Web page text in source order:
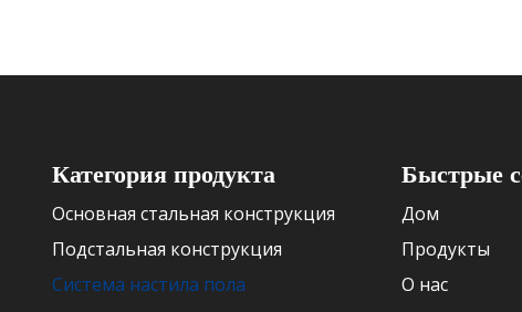
Категория продукта
Основная стальная конструкция
Подстальная конструкция
Система настила пола
Быстрые
Дом
Продукты
О нас